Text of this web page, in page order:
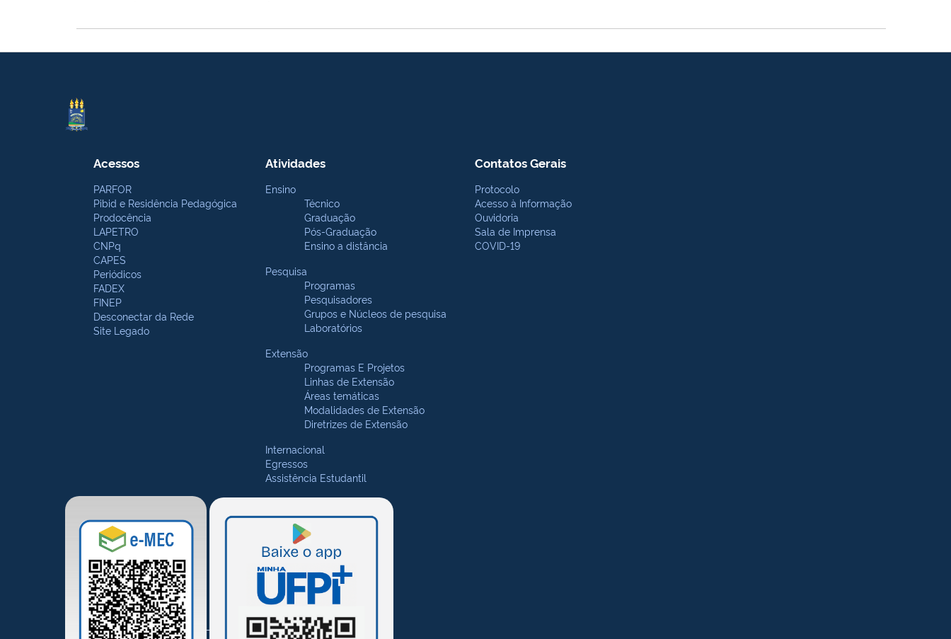
Acessos
PARFOR
Pibid e Residência Pedagógica
Prodocência
LAPETRO
CNPq
CAPES
Periódicos
FADEX
FINEP
Desconectar da Rede
Site Legado
Atividades
Ensino
Técnico
Graduação
Pós-Graduação
Ensino a distância
Pesquisa
Programas
Pesquisadores
Grupos e Núcleos de pesquisa
Laboratórios
Extensão
Programas E Projetos
Linhas de Extensão
Áreas temáticas
Modalidades de Extensão
Diretrizes de Extensão
Internacional
Egressos
Assistência Estudantil
Contatos Gerais
Protocolo
Acesso à Informação
Ouvidoria
Sala de Imprensa
COVID-19